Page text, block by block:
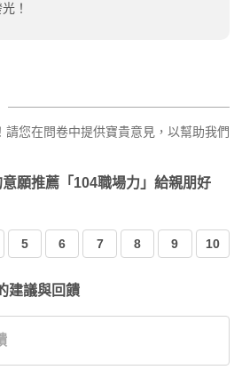
！
請您在問卷中提供寶貴意見，以幫助我們
願推薦「104職場力」給親朋好
5 6 7 8 9 10
建議與回饋